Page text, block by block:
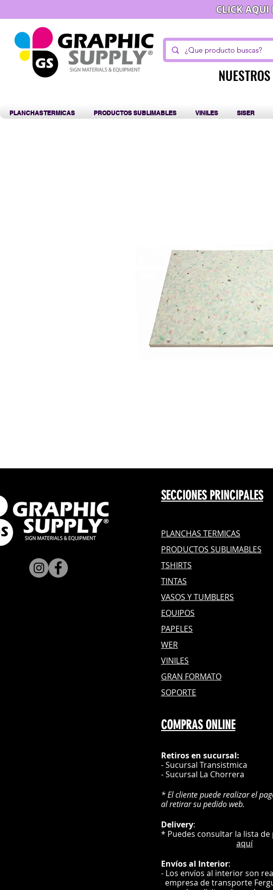
CLICK AQUI
PLANCHAS TERMICAS PRODUCTOS SUBLIMABLES VINILES SISER
SECCIONES PRINCIPALES
PLANCHAS TERMICAS
PRODUCTOS SUBLIMABLES
TSHIRTS
TINTAS
VASOS Y TUMBLERS
EQUIPOS
PAPELES
WER
VINILES
GRAN FORMATO
SOPORTE
COMPRAS ONLINE
Retiros en sucursal:
- Sucursal Transistmica
- Sucursal La Chorrera
* El cliente puede realizar el
al retirar su pedido web.
Delivery:
* Puedes consultar la
aquí
Envíosal Interior:
- Los envíos al interior son
empresa de transporte